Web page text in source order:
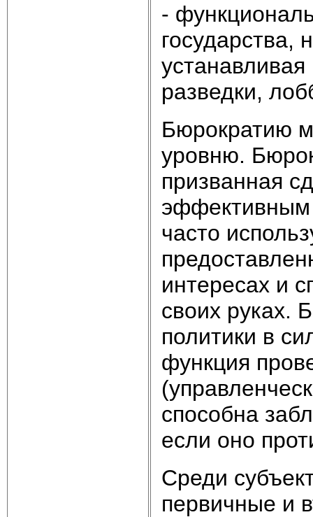
-
государства,
разведки,
Бюрократию
уровню.
призванная
эффективным
часто
интересах и
своих руках.
политики в
функция
способна
если оно
Среди
первичные и